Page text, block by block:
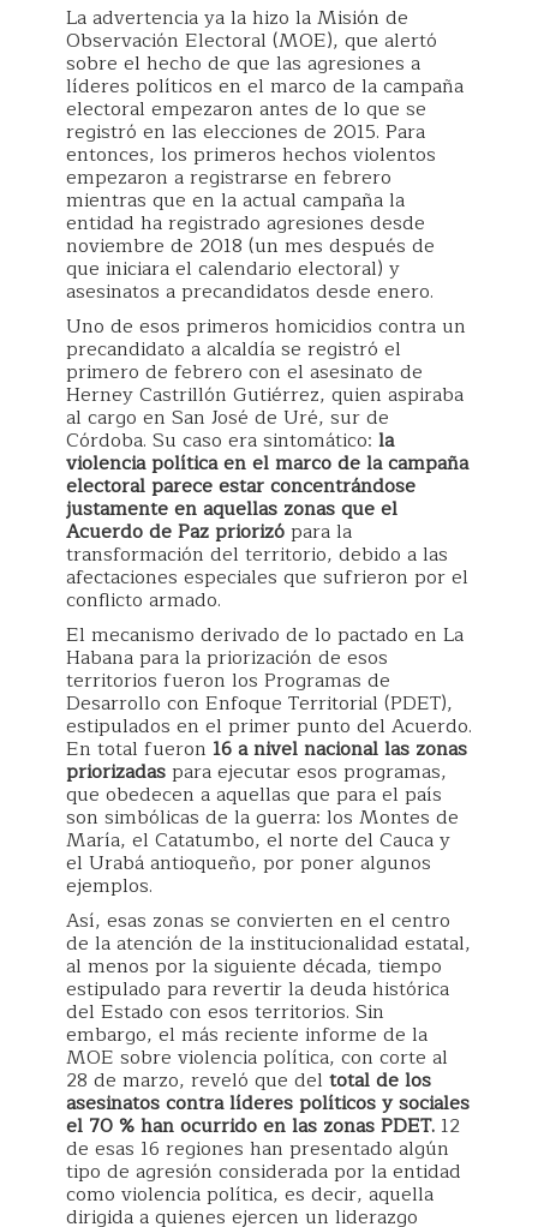
La advertencia ya la hizo la Misión de
Observación Electoral (MOE), que alertó
sobre el hecho de que las agresiones a
líderes políticos en el marco de la campaña
electoral empezaron antes de lo que se
registró en las elecciones de 2015. Para
entonces, los primeros hechos violentos
empezaron a registrarse en febrero
mientras que en la actual campaña la
entidad ha registrado agresiones desde
noviembre de 2018 (un mes después de
que iniciara el calendario electoral) y
asesinatos a precandidatos desde enero.
Uno de esos primeros homicidios contra un
precandidato a alcaldía se registró el
primero de febrero con el asesinato de
Herney Castrillón Gutiérrez, quien aspiraba
al cargo en San José de Uré, sur de
Córdoba. Su caso era sintomático: la
violencia política en el marco de la campaña
electoral parece estar concentrándose
justamente en aquellas zonas que el
Acuerdo de Paz priorizópara la
transformación del territorio, debido a las
afectaciones especiales que sufrieron por el
conflicto armado.
El mecanismo derivado de lo pactado en La
Habana para la priorización de esos
territorios fueron los Programas de
Desarrollo con Enfoque Territorial (PDET),
estipulados en el primer punto del Acuerdo.
En total fueron 16 a nivel nacional las zonas
priorizadaspara ejecutar esos programas,
que obedecen a aquellas que para el país
son simbólicas de la guerra: los Montes de
María, el Catatumbo, el norte del Cauca y
el Urabá antioqueño, por poner algunos
ejemplos.
Así, esas zonas se convierten en el centro
de la atención de la institucionalidad estatal,
al menos por la siguiente década, tiempo
estipulado para revertir la deuda histórica
del Estado con esos territorios. Sin
embargo, el más reciente informe de la
MOE sobre violencia política, con corte al
28 de marzo, reveló que del total de los
asesinatos contra líderes políticos y sociales
el 70 % han ocurrido en las zonas PDET. 12
de esas 16 regiones han presentado algún
tipo de agresión considerada por la entidad
como violencia política, es decir, aquella
dirigida a quienes ejercen un liderazgo